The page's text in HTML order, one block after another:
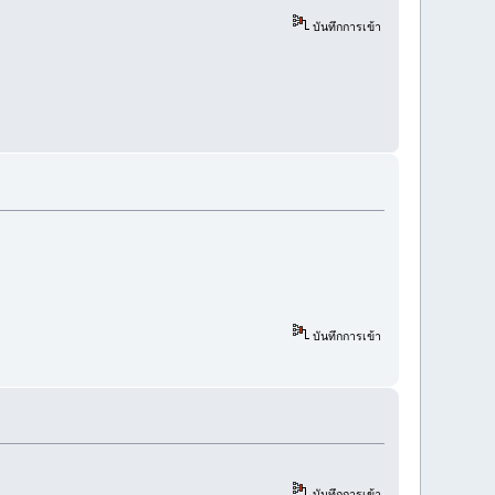
บันทึกการเข้า
บันทึกการเข้า